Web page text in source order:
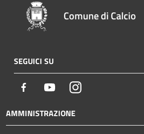
Comune di Calcio
SEGUICI SU
Facebook YoutubeInstagram
AMMINISTRAZIONE